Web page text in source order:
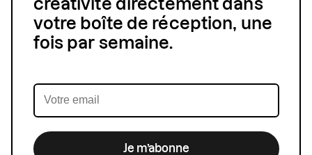
créativité directement dans
votre boîte de réception, une
fois par semaine.
Je m’abonne